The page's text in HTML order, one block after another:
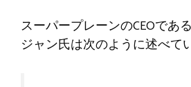
スーパープレーンのCEOであ
ジャン氏は次のように述べて